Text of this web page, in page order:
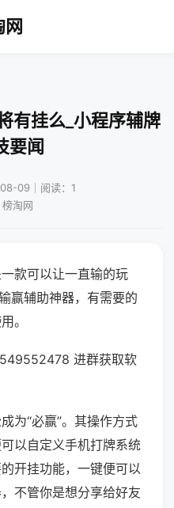
网
有挂么_小程序辅牌
要闻
09｜阅读：1
淘网
款可以让一直输的玩
赢辅助神器，有需要的
。
进群获取软
为“必赢”。其操作方式
以自定义手机打牌系统
开挂功能，一键便可以
不管你是想分享给好友